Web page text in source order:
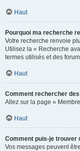
Haut
Pourquoi ma recherche
Votre recherche renvoie
Utilisez la « Recherche
termes utilisés et des
Haut
Comment rechercher
Allez sur la page «
Haut
Comment puis-je trouver
Vos messages peuvent